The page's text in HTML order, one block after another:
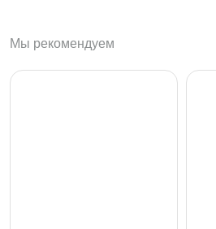
Мы рекомендуем
Мы рекомендуем